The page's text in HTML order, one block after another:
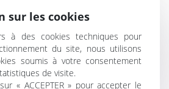
la retraite ?
payé : mieux vaut y répondre !
2021 du régime général
du CPSTI
dépassement du temps normal
doit être suffisante
sur les cookies
à des cookies techniques pour
du site, nous utilisons
soumis à votre consentement
de visite.
« ACCEPTER » pour accepter le